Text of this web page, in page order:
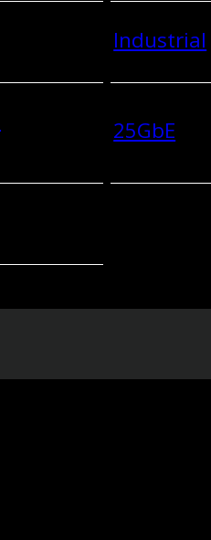
Industrial
25GbE